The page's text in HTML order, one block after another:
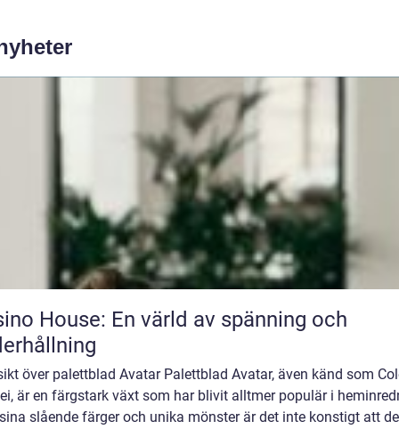
House: En värld av spänning och
över palettblad Avatar Palettblad Avatar, även känd som
är en färgstark växt som har blivit alltmer populär i
slående färger och unika mönster är det inte konstigt att